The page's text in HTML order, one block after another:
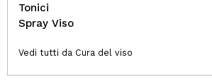
Tonici
Spray Viso
Vedi tutti da Cura del viso